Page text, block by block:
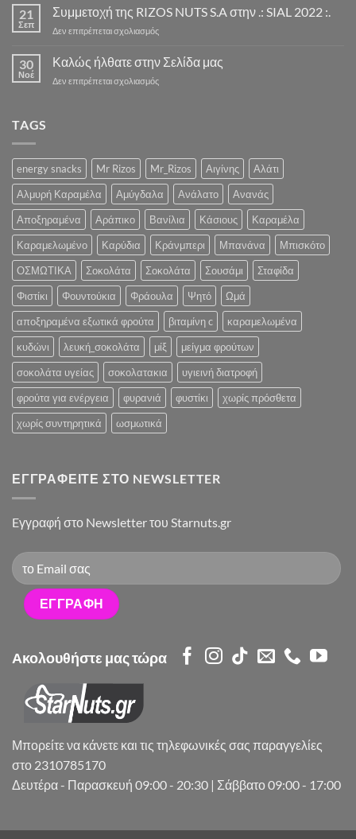
ΝΕΑ
ΣΕΖΟΝ
ΣΟΚΟΛΑΤΑΣ
ΣΥΝΤΟΜΑ
Λαχταριστό
και
την
Ψυχολογία
σας»
21
Σεπ
Συμμετοχή της RIZOS NUTS S.A στην .: SIAL 2022 :.
Δεν επιτρέπεται σχολιασμόςστο
της
RIZOS
NUTS
:.
30
Νοέ
Καλώς ήλθατε στην Σελίδα μας
Δεν επιτρέπεται σχολιασμόςστο
TAGS
energy snacks Mr Rizos Mr_Rizos Αιγίνης
Αλάτι
Αλμυρή Καραμέλα
Αμύγδαλα Ανάλατο
Ανανάς
Αποξηραμένα
Αράπικο Βανίλια Κάσιους
Καραμέλα
Καραμελωμένο
Καρύδια Κράνμπερι Μπανάνα
Μπισκότο
ΟΣΜΩΤΙΚΑ
Σοκολάτα Σοκολάτα Σουσάμι
Σταφίδα
Φιστίκι
Φουντούκια Φράουλα Ψητό
Ωμά
αποξηραμένα εξωτικά φρούτα
βιταμίνη c
καραμελωμένα
κυδώνι
λευκή_σοκολάτα μίξ
μείγμα φρούτων
σοκολάτα υγείας
σοκολατακια
υγιεινή διατροφή
φρούτα για ενέργεια
φυρανιά φυστίκι
χωρίς πρόσθετα
χωρίς συντηρητικά
ωσμωτικά
ΕΓΓΡΑΦΕΊΤΕ ΣΤΟ NEWSLETTER
Eγγραφή στο Newsletter του Starnuts.gr
Ακολουθήστε μας τώρα
Μπορείτε να κάνετε και τις τηλεφωνικές σας παραγγελίες
στο 2310785170
Δευτέρα - Παρασκευή 09:00 - 20:30 | Σάββατο 09:00 - 17:00